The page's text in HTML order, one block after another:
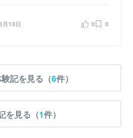
月13日 0 0
記を見る（6件）
を見る（1件）